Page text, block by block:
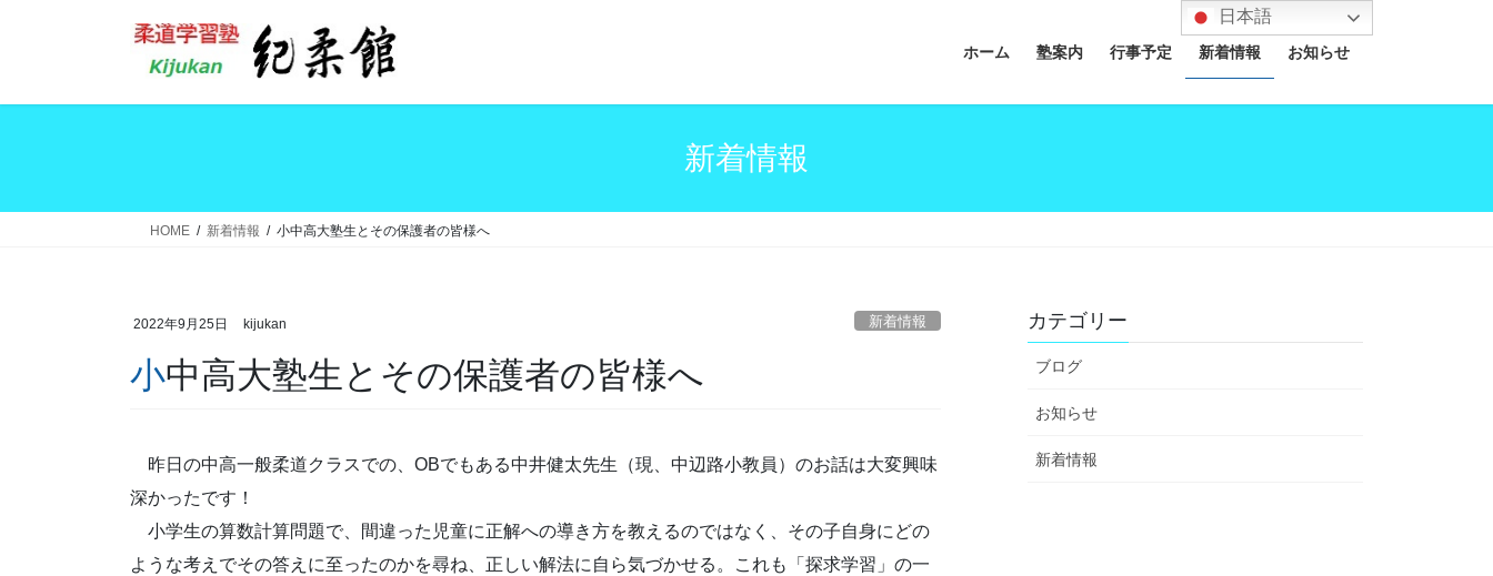
ホーム 塾案内 行事予定 新着情報 お知らせ
新着情報
HOME 新着情報 小中高大塾生とその保護者の皆様へ
2022年9月25日 kijukan 新着情報
小中高大塾生とその保護者の皆様へ
昨日の中高一般柔道クラスでの、OBでもある中井健太先生（現、中辺路小教員）のお話は大変興味
深かったです！
小学生の算数計算問題で、間違った児童に正解への導き方を教えるのではなく、その子自身にどの
ような考えでその答えに至ったのかを尋ね、正しい解法に自ら気づかせる。これも「探求学習」の一
カテゴリー
ブログ
お知らせ
新着情報
日本語